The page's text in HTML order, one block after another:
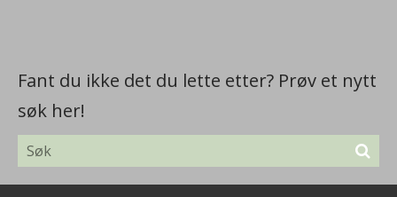
Fant du ikke det du lette etter? Prøv et nytt
søk her!